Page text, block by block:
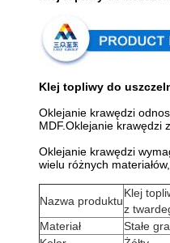
Klej topliwy do
Oklejanie krawędzi
MDF.Oklejanie krawędzi
Oklejanie krawędzi
wielu różnych
Nazwa produktu
Klej
z
Materiał
Stałe